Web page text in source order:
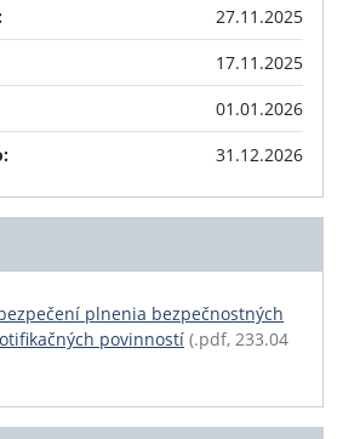
27.11.2025
17.11.2025
01.01.2026
31.12.2026
plnenia bezpečnostných
povinností (.pdf, 233.04